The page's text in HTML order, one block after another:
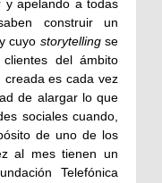
y apelando a todas
construir un
cuyo storytellingse
del ámbito
creada es cada vez
de alargar lo que
sociales cuando,
de uno de los
al mes tienen un
Telefónica